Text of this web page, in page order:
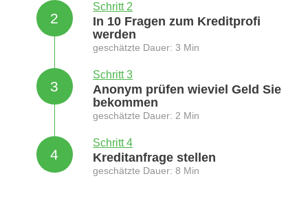
2
Schritt 2
In 10 Fragen zum Kreditprofi
werden
geschätzte Dauer: 3 Min
3
Schritt 3
Anonym prüfen wieviel Geld Sie
bekommen
geschätzte Dauer: 2 Min
4
Schritt 4
Kreditanfrage stellen
geschätzte Dauer: 8 Min